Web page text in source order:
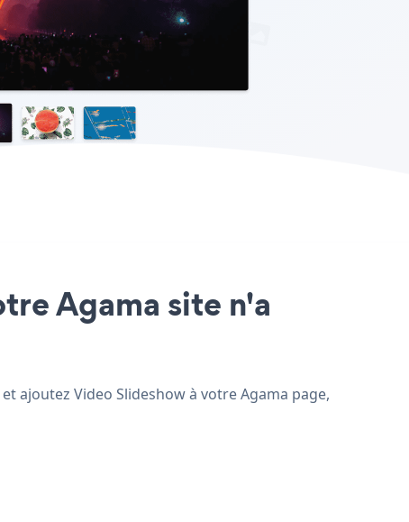
Agama site n'a
ajoutez Video Slideshow à votre Agama page,